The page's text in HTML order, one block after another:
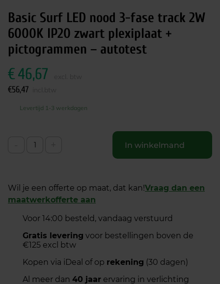
Basic Surf LED nood 3-fase track 2W
6000K IP20 zwart plexiplaat +
pictogrammen – autotest
€46,67
€56,47
Levertijd 1-3 werkdagen
In winkelmand
Wil je een offerte op maat, dat kan!Vraag dan een
maatwerkofferte aan
Voor 14:00 besteld, vandaag verstuurd
Gratis levering voor bestellingen boven de
€125 excl btw
Kopen via iDeal of op rekening (30 dagen)
Al meer dan 40 jaar ervaring in verlichting